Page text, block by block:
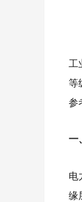
工
等
参
一
电
缘